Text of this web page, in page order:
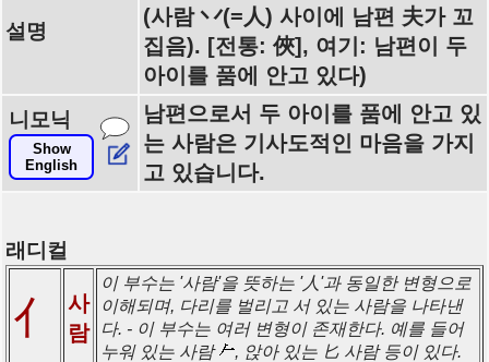
설명
(사람 丷(=人) 사이에 남편 夫가 꼬
집음). [전통: 俠], 여기: 남편이 두
아이를 품에 안고 있다)
니모닉
Show
English
남편으로서 두 아이를 품에 안고 있
는 사람은 기사도적인 마음을 가지
고 있습니다.
래디컬
亻
사
람
이 부수는 '사람'을 뜻하는 '人'과 동일한 변형으로
이해되며, 다리를 벌리고 서 있는 사람을 나타낸
다. - 이 부수는 여러 변형이 존재한다. 예를 들어
누워 있는 사람
, 앉아 있는 匕 사람 등이 있다.